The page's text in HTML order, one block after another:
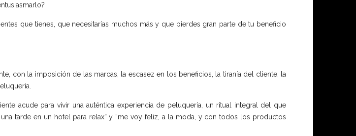
que tienes, que necesitarías muchos más y que pierdes gran parte de tu beneficio
con la imposición de las marcas, la escasez en los beneficios, la tiranía del cliente, la
acude para vivir una auténtica experiencia de peluquería, un ritual integral del que
tarde en un hotel para relax” y “me voy feliz, a la moda, y con todos los productos